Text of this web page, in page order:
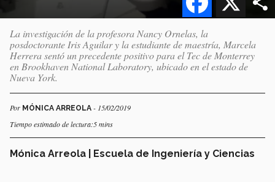
La investigación de la profesora Nancy Ornelas, la
posdoctorante Iris Aguilar y la estudiante de maestría, Marcela
Herrera sentó un precedente positivo para el Tec de Monterrey
en Brookhaven National Laboratory, ubicado en el estado de
Nueva York.
Por MÓNICA ARREOLA - 15/02/2019
Tiempo estimado de lectura:5 mins
Mónica Arreola | Escuela de Ingeniería y Ciencias